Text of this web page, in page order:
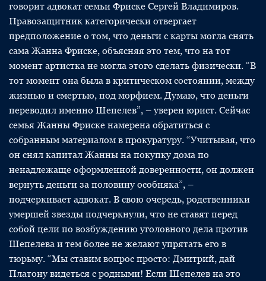
говорит адвокат семьи Фриске Сергей Владимиров.
Правозащитник категорически отвергает
предположение о том, что деньги с карты могла снять
сама Жанна Фриске, объясняя это тем, что на тот
момент артистка не могла этого сделать физически. “В
тот момент она была в критическом состоянии, между
жизнью и смертью, под морфием. Думаю, что деньги
переводил именно Шепелев”, – уверен юрист. Сейчас
семья Жанны Фриске намерена обратиться с
собранным материалом в прокуратуру. “Учитывая, что
он снял капитал Жанны на покупку дома по
ненадлежаще оформленной доверенности, он должен
вернуть деньги за половину особняка”, –
подчеркивает адвокат. В свою очередь, родственники
умершей звезды подчеркнули, что не ставят перед
собой цели по возбуждению уголовного дела против
Шепелева и тем более не желают упрятать его в
тюрьму. “Мы ставим вопрос просто: Дмитрий, дай
Платону видеться с родными! Если Шепелев на это